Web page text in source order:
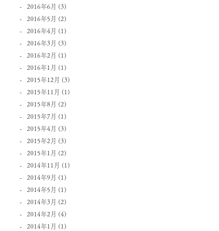
2016年6月 (3)
2016年5月 (2)
2016年4月 (1)
2016年3月 (3)
2016年2月 (1)
2016年1月 (1)
2015年12月 (3)
2015年11月 (1)
2015年8月 (2)
2015年7月 (1)
2015年4月 (3)
2015年2月 (3)
2015年1月 (2)
2014年11月 (1)
2014年9月 (1)
2014年5月 (1)
2014年3月 (2)
2014年2月 (4)
2014年1月 (1)